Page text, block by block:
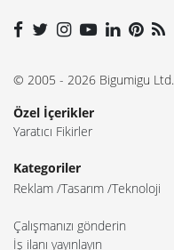
© 2005 - 2026 Bigumigu Ltd.
Özel İçerikler
Yaratıcı Fikirler
Kategoriler
Reklam Tasarım Teknoloji
Çalışmanızı gönderin
İş ilanı yayınlayın